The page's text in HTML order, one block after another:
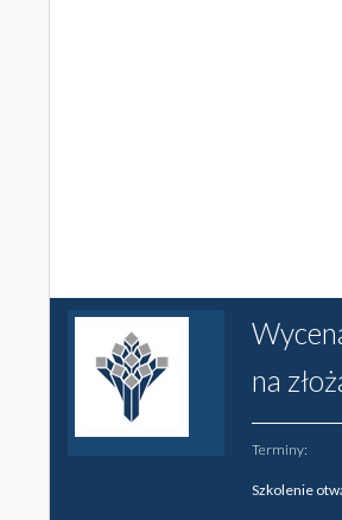
na
Terminy:
Szkolenie